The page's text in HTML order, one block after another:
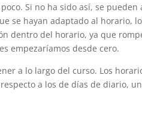
Si no ha sido así, se pueden
se hayan adaptado al horario,
dentro del horario, ya que
empezaríamos desde cero.
a lo largo del curso. Los
a los de días de diario,